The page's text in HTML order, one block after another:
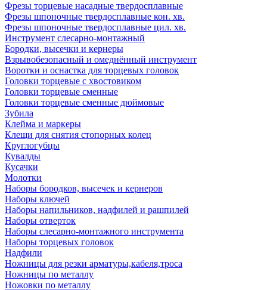
Фрезы торцевые насадные твердосплавные
Фрезы шпоночные твердосплавные кон. хв.
Фрезы шпоночные твердосплавные цил. хв.
Инструмент слесарно-монтажный
Бородки, высечки и кернеры
Взрывобезопасный и омеднённый инструмент
Воротки и оснаcтка для торцевых головок
Головки торцевые с хвостовиком
Головки торцевые сменные
Головки торцевые сменные дюймовые
Зубила
Клейма и маркеры
Клещи для снятия стопорных колец
Круглогубцы
Кувалды
Кусачки
Молотки
Наборы бородков, высечек и кернеров
Наборы ключей
Наборы напильников, надфилей и рашпилей
Наборы отверток
Наборы слесарно-монтажного инструмента
Наборы торцевых головок
Надфили
Ножницы для резки арматуры,кабеля,троса
Ножницы по металлу
Ножовки по металлу